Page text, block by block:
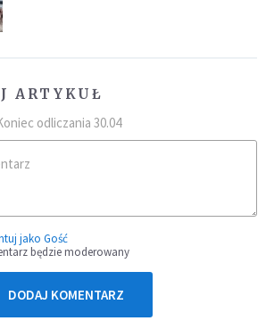
ARTYKUŁ
odliczania 30.04
jako Gość
będzie moderowany
DODAJ KOMENTARZ